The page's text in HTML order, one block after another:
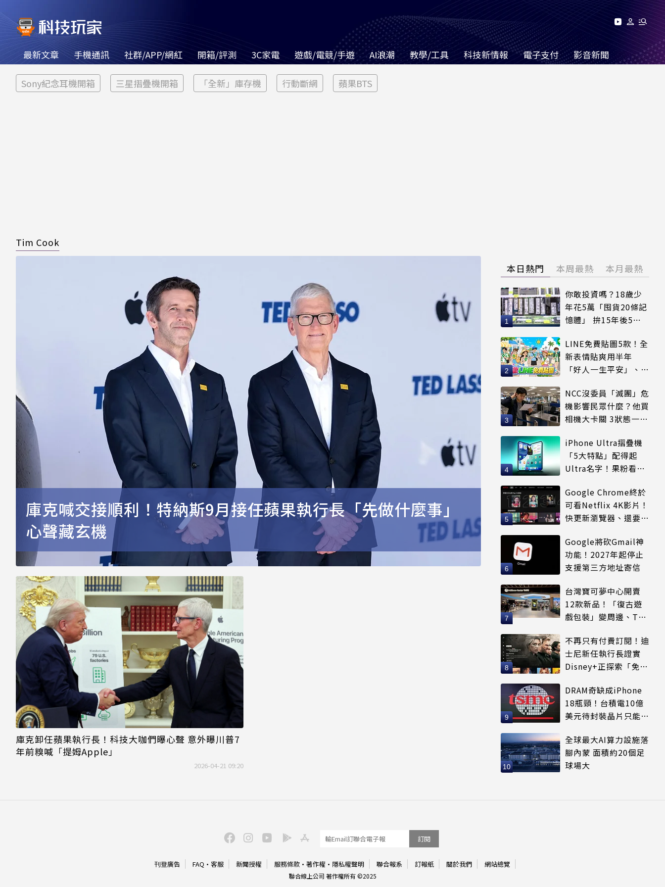
最新文章 手機通訊 社群/APP/網紅 開箱/評測 3C家電 遊戲/電競/手遊 AI浪潮 教學/工具 科技新情報 電子支付 影音新聞
Sony紀念耳機開箱 三星摺疊機開箱 「全新」庫存機 行動斷網 蘋果BTS
Tim Cook
庫克喊交接順利！特納斯9月接任蘋果執行長「先做什麼事」
心聲藏玄機
庫克卸任蘋果執行長！科技大咖們曝心聲 意外曝川普7
年前糗喊「提姆Apple」
2026-04-21 09:20
本日熱門 本周最熱 本月最熱
你敢投資嗎？18歲少
年花5萬「囤貨20條記
憶體」 拚15年後5倍
LINE免費貼圖5款！全
新表情貼爽用半年
「好人一生平安」、
NCC沒委員「滅團」危
機影響民眾什麼？他買
相機大卡關 3狀態一同
iPhone Ultra摺疊機
「5大特點」配得起
Ultra名字！果粉看完
Google Chrome終於
可看Netflix 4K影片！
快更新瀏覽器、還要符
Google將砍Gmail神
功能！2027年起停止
支援第三方地址寄信
台灣寶可夢中心開賣
12款新品！「復古遊
戲包裝」變周邊、T恤
不再只有付費訂閱！迪
士尼新任執行長證實
Disney+正探索「免費
DRAM奇缺成iPhone
18瓶頸！台積電10億
美元待封裝晶片只能枯
全球最大AI算力設施落
腳內蒙 面積約20個足
球場大
訂閱
刊登廣告 FAQ · 客服 新聞授權 服務條款 · 著作權 · 隱私權聲明 聯合報系 訂報紙 關於我們 網站總覽
聯合線上公司 著作權所有 ©2025